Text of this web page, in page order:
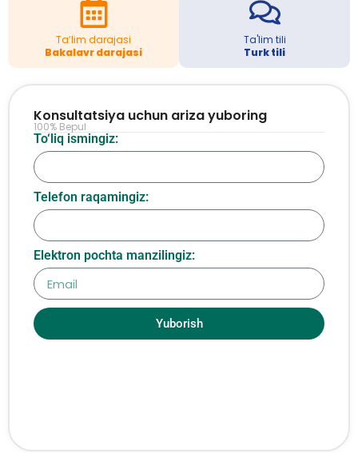
Ta’lim darajasi
Bakalavr darajasi
Ta'lim tili
Turk tili
To‘liq ismingiz:
Telefon raqamingiz:
Elektron pochta manzilingiz:
Yuborish
Konsultatsiya uchun ariza yuboring
100% Bepul